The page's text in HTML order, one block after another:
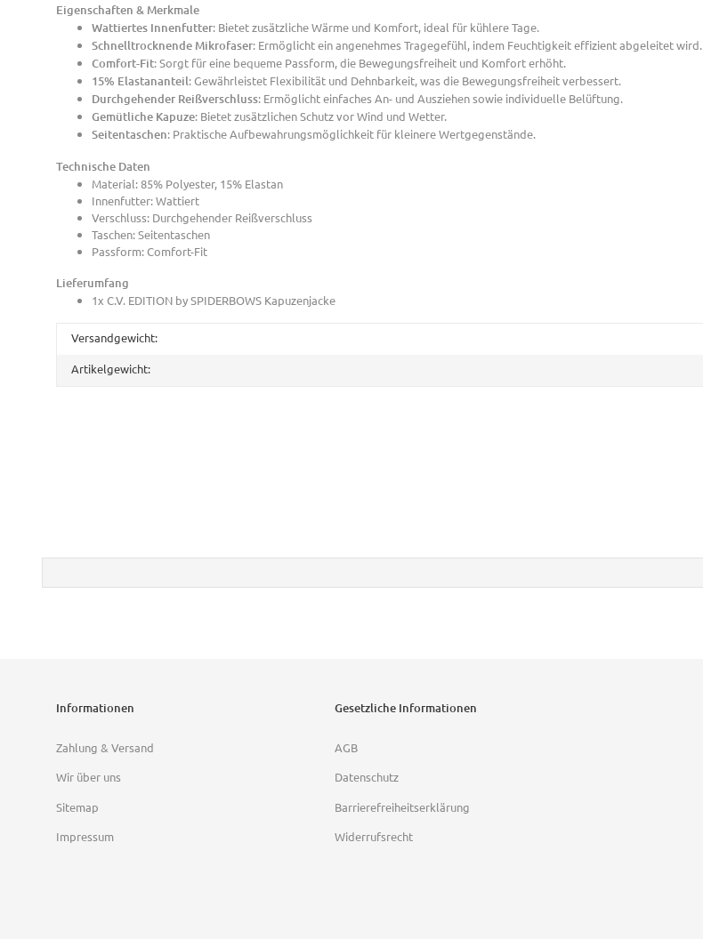
Eigenschaften & Merkmale
Wattiertes Innenfutter: Bietet zusätzliche Wärme und Komfort, ideal für kühlere Tage.
Schnelltrocknende Mikrofaser: Ermöglicht ein angenehmes Tragegefühl, indem Feuchtigkeit effizient abgeleitet wird.
Comfort-Fit: Sorgt für eine bequeme Passform, die Bewegungsfreiheit und Komfort erhöht.
15% Elastananteil: Gewährleistet Flexibilität und Dehnbarkeit, was die Bewegungsfreiheit verbessert.
Durchgehender Reißverschluss: Ermöglicht einfaches An- und Ausziehen sowie individuelle Belüftung.
Gemütliche Kapuze: Bietet zusätzlichen Schutz vor Wind und Wetter.
Seitentaschen: Praktische Aufbewahrungsmöglichkeit für kleinere Wertgegenstände.
Technische Daten
Material: 85% Polyester, 15% Elastan
Innenfutter: Wattiert
Verschluss: Durchgehender Reißverschluss
Taschen: Seitentaschen
Passform: Comfort-Fit
Lieferumfang
1x C.V. EDITION by SPIDERBOWS Kapuzenjacke
Versandgewicht:
Artikelgewicht:
Informationen
Zahlung & Versand
Wir über uns
Sitemap
Impressum
Gesetzliche Informationen
AGB
Datenschutz
Barrierefreiheitserklärung
Widerrufsrecht